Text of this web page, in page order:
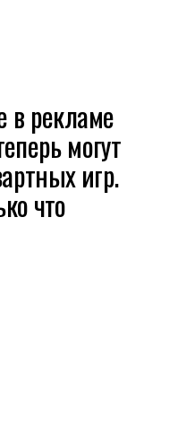
в рекламе
могут
игр.
что